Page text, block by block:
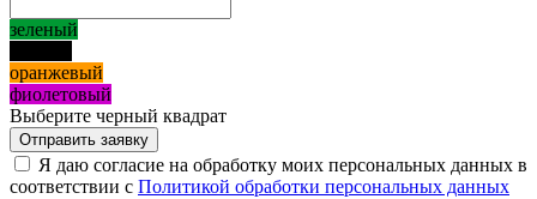
зеленый
оранжевый
фиолетовый
Выберите черный квадрат
Я даю согласие на обработку моих персональных данных в
соответствии с Политикой обработки персональных данных